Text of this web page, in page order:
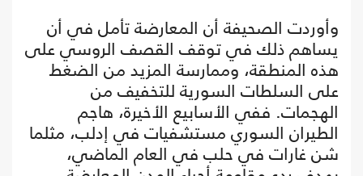
وأوردت الصحيفة أن المعارضة تأمل في أن
يساهم ذلك في توقف القصف الروسي على
هذه المنطقة، وممارسة المزيد من الضغط
على السلطات السورية للتخفيف من
الهجمات. ففي الأسابيع الأخيرة، هاجم
الطيران السوري مستشفيات في إدلب، مثلما
شن غارات في حلب في العام الماضي،